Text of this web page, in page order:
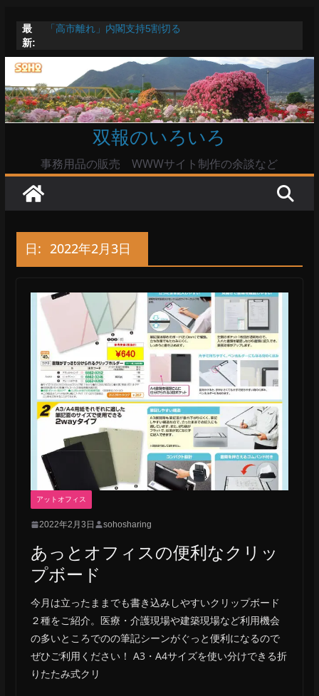
テ
ン
ツ
へ
ッ
最
新:
「高市離れ」内閣支持5割切る
高市首相とは隙間風が吹く鈴木憲和農水相
陸自部隊の思想信条調査報道受け小泉防衛相「不適切活
動ない」で良いのか
命綱のエアコンも危ない
双報のいろいろ
事務用品の販売 WWWサイト制作の余談など
日: 2022年2月3日
アットオフィス
2022年2月3日 sohosharing
あっとオフィスの便利なクリッ
プボード
今月は立ったままでも書き込みしやすいクリップボード
２種をご紹介。医療・介護現場や建築現場など利用機会
の多いところでのの筆記シーンがぐっと便利になるので
ぜひご利用ください！ A3・A4サイズを使い分けできる折
りたたみ式クリ